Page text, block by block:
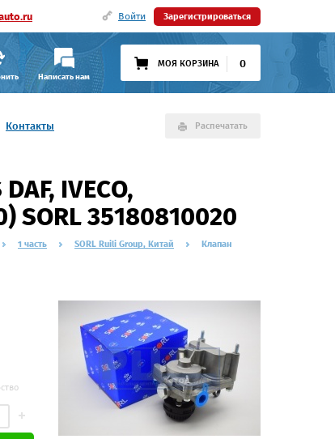
Войти Зарегистрироваться
Написать нам
МОЯ КОРЗИНА 0
Контакты Распечатать
IVECO,
SORL 35180810020
1 часть SORL Ruili Group, Китай
Клапан